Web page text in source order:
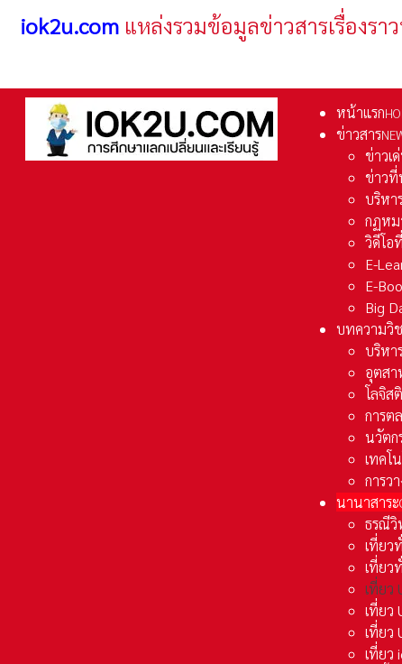
iok2u.com แหล่งรวมข้อมูลข่าวสารเรื่องร
หน้าแรก
ข่าวสาร
ข่าวเ
ข่าวที่
บริหา
กฏหม
วิดีโอ
E-
E-
Big
บทความวิ
บริหา
อุตสา
โลจิส
การต
นวัตก
เทคโ
การว
นานาสาระ
ธรณีวิ
เที่ยว
เที่ยว
เที่ยว
เที่ยว
เที่ยว
เที่ยว